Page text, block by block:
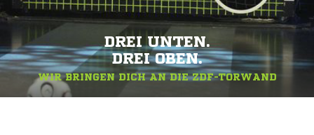
DREI UNTEN.
DREI OBEN.
WIR BRINGEN DICH AN DIE ZDF-TORWAND